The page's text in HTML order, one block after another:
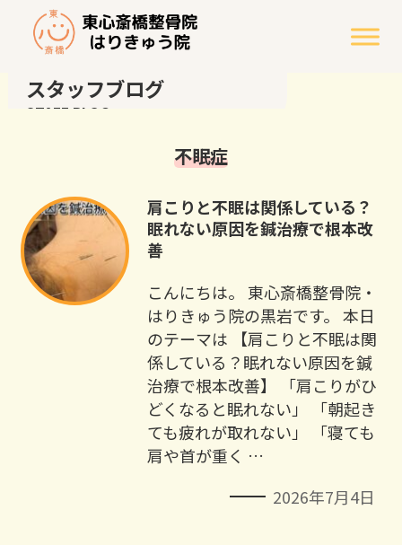
スタッフブログ
STAFF BLOG
不眠症
肩こりと不眠は関係している？
眠れない原因を鍼治療で根本改
善
こんにちは。 東心斎橋整骨院・
はりきゅう院の黒岩です。 本日
のテーマは 【肩こりと不眠は関
係している？眠れない原因を鍼
治療で根本改善】 「肩こりがひ
どくなると眠れない」 「朝起き
ても疲れが取れない」 「寝ても
肩や首が重く …
2026年7月4日